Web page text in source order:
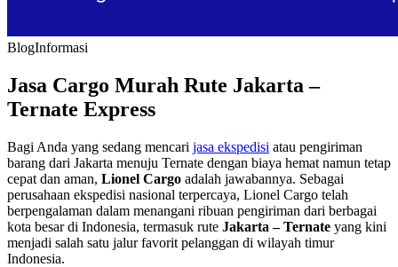
BlogInformasi
Jasa Cargo Murah Rute Jakarta –
Ternate Express
Bagi Anda yang sedang mencari jasa ekspedisi atau pengiriman
barang dari Jakarta menuju Ternate dengan biaya hemat namun tetap
cepat dan aman, Lionel Cargo adalah jawabannya. Sebagai
perusahaan ekspedisi nasional terpercaya, Lionel Cargo telah
berpengalaman dalam menangani ribuan pengiriman dari berbagai
kota besar di Indonesia, termasuk rute Jakarta – Ternate yang kini
menjadi salah satu jalur favorit pelanggan di wilayah timur
Indonesia.